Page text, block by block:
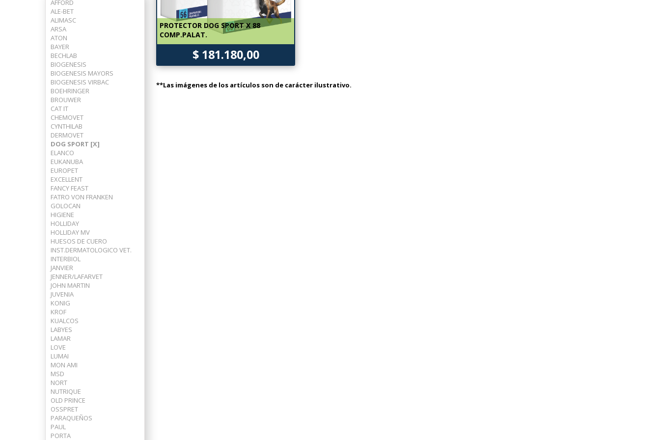
AFFORD
ALE-BET
ALIMASC
ARSA
ATON
BAYER
BECHLAB
BIOGENESIS
BIOGENESIS MAYORS
BIOGENESIS VIRBAC
BOEHRINGER
BROUWER
CAT IT
CHEMOVET
CYNTHILAB
DERMOVET
DOG SPORT [X]
ELANCO
EUKANUBA
EUROPET
EXCELLENT
FANCY FEAST
FATRO VON FRANKEN
GOLOCAN
HIGIENE
HOLLIDAY
HOLLIDAY MV
HUESOS DE CUERO
INST.DERMATOLOGICO VET.
INTERBIOL
JANVIER
JENNER/LAFARVET
JOHN MARTIN
JUVENIA
KONIG
KROF
KUALCOS
LABYES
LAMAR
LOVE
LUMAI
MON AMI
MSD
NORT
NUTRIQUE
OLD PRINCE
OSSPRET
PARAQUEÑOS
PAUL
PORTA
PROTECTOR DOG SPORT X 88
COMP.PALAT.
$ 181.180,00
**Las imágenes de los artículos son de carácter ilustrativo.